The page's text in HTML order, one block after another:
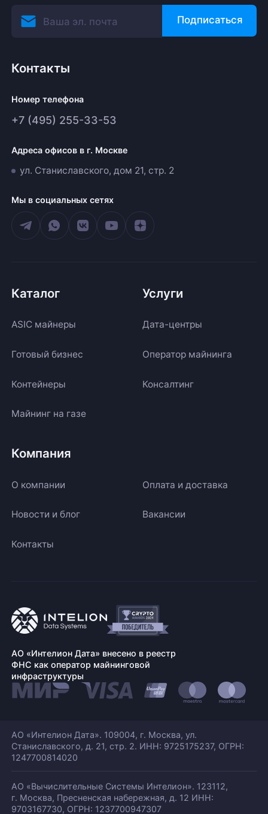
Подписаться
Контакты
Номер телефона
+7 (495) 255-33-53
Адреса офисов в г. Москве
ул. Станиславского, дом 21, стр. 2
Мы в социальных сетях
Каталог
ASIC майнеры
Готовый бизнес
Контейнеры
Майнинг на газе
Услуги
Дата-центры
Оператор майнинга
Консалтинг
Компания
О компании Оплата и доставка
Новости и блог Вакансии
Контакты
АО «Интелион Дата» внесено в реестр
ФНС как оператор майнинговой
инфраструктуры
АО «Интелион Дата». 109004, г. Москва, ул.
Станиславского, д. 21, стр. 2. ИНН: 9725175237, ОГРН:
1247700814020
АО «Вычислительные Системы Интелион». 123112,
г. Москва, Пресненская набережная, д. 12 ИНН:
9703167730, ОГРН: 1237700947307